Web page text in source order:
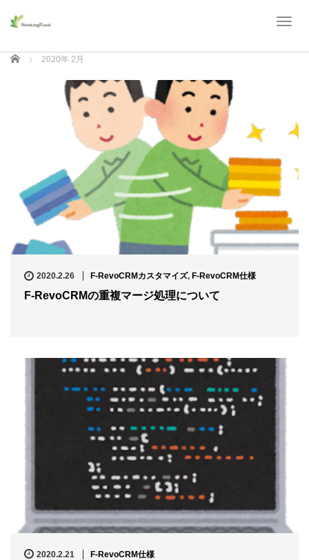
T
g
v
o
n
ホーム 2020年 2月
2020.2.26 F-RevoCRMカスタマイズ, F-RevoCRM仕様
F-RevoCRMの重複マージ処理について
2020.2.21 F-RevoCRM仕様